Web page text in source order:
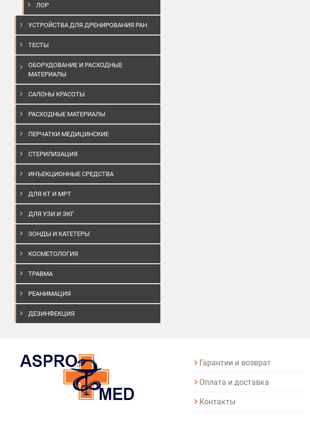
ЛОР
УСТРОЙСТВА ДЛЯ ДРЕНИРОВАНИЯ РАН
ТЕСТЫ
ОБОРУДОВАНИЕ И РАСХОДНЫЕ
МАТЕРИАЛЫ
САЛОНЫ КРАСОТЫ
РАСХОДНЫЕ МАТЕРИАЛЫ
ПЕРЧАТКИ МЕДИЦИНСКИЕ
СТЕРИЛИЗАЦИЯ
ИНЪЕКЦИОННЫЕ СРЕДСТВА
ДЛЯ КТ И МРТ
ДЛЯ УЗИ И ЭКГ
ЗОНДЫ И КАТЕТЕРЫ
КОСМЕТОЛОГИЯ
ТРАВМА
РЕАНИМАЦИЯ
ДЕЗИНФЕКЦИЯ
Гарантии и возврат
Оплата и доставка
Контакты